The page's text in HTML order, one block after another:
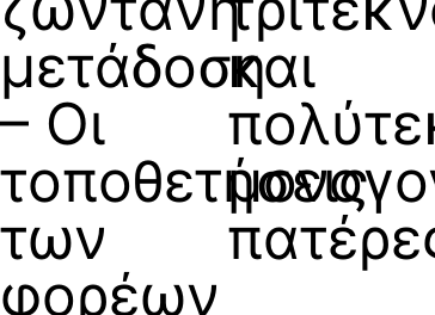
μετάδοση
– Οι
τοποθετήσεις
των
φορέων
και